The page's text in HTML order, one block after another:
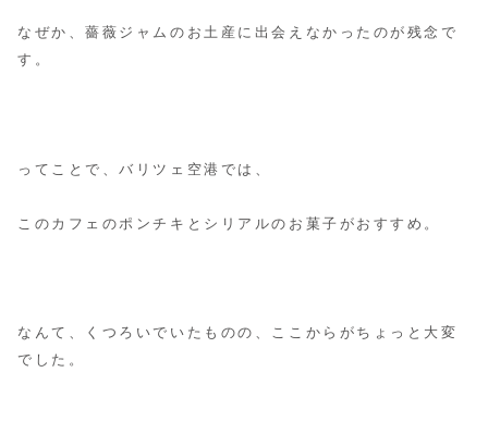
なぜか、薔薇ジャムのお土産に出会えなかったのが残念で
す。
ってことで、バリツェ空港では、
このカフェのポンチキとシリアルのお菓子がおすすめ。
なんて、くつろいでいたものの、ここからがちょっと大変
でした。